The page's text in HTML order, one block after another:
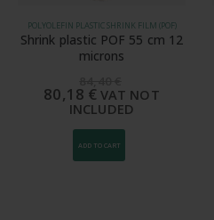
POLYOLEFIN PLASTIC SHRINK FILM (POF)
Shrink plastic POF 55 cm 12
microns
80,18 € VAT NOT
INCLUDED
ADD TO CART